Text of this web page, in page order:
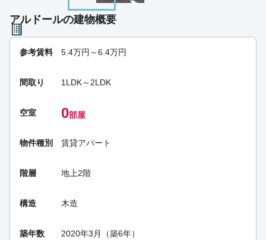
アルドールの建物概要
参考賃料 5.4万円～6.4万円
間取り 1LDK～2LDK
空室 0部屋
物件種別 賃貸アパート
階層 地上2階
構造 木造
築年数 2020年3月（築6年）